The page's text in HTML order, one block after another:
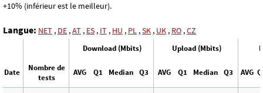
+10% (inférieur est le meilleur).
Langue: NET , DE ,AT , ES , IT , HU , PL ,SK , UK , RO ,CZ
Download (Mbits) Upload (Mbits)
Date
Nombre de
tests
AVG Q1 Median Q3 AVG Q1 Median Q3 AVG